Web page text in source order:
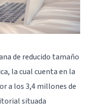
de reducido tamaño
la cual cuenta en la
a los 3,4 millones de
situada